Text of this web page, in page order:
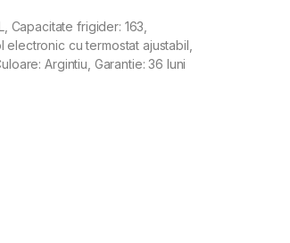
Capacitate frigider: 163,
cu termostat ajustabil,
Argintiu, Garantie: 36 luni